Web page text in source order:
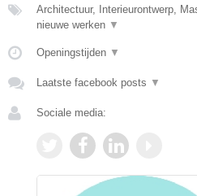
Architectuur, Interieurontwerp,
nieuwe werken ▼
Openingstijden ▼
Laatste facebook posts ▼
Sociale media: